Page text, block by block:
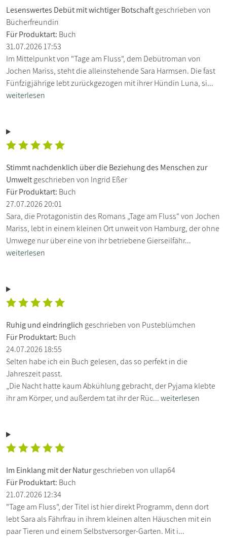
Lesenswertes Debüt mit wichtiger Botschaftgeschrieben von
Bücherfreundin
Für Produktart: Buch
31.07.2026 17:53
Im Mittelpunkt von "Tage am Fluss", dem Debütroman von
Jochen Mariss, steht die alleinstehende Sara Harmsen. Die fast
Fünfzigjährige lebt zurückgezogen mit ihrer Hündin Luna, si...
weiterlesen
Stimmt nachdenklich über die Beziehung des Menschen zur
Umweltgeschrieben von Ingrid Eßer
Für Produktart: Buch
27.07.2026 20:01
Sara, die Protagonistin des Romans „Tage am Fluss“ von Jochen
Mariss, lebt in einem kleinen Ort unweit von Hamburg, der ohne
Umwege nur über eine von ihr betriebene Gierseilfähr...
weiterlesen
Ruhig und eindringlich geschrieben von Pusteblümchen
Für Produktart: Buch
24.07.2026 18:55
Selten habe ich ein Buch gelesen, das so perfekt in die
Jahreszeit passt.
„Die Nacht hatte kaum Abkühlung gebracht, der Pyjama klebte
ihr am Körper, und außerdem tat ihr der Rüc...weiterlesen
Im Einklang mit der Naturgeschrieben von ullap64
Für Produktart: Buch
21.07.2026 12:34
"Tage am Fluss", der Titel ist hier direkt Programm, denn dort
lebt Sara als Fährfrau in ihrem kleinen alten Häuschen mit ein
paar Tieren und einem Selbstversorger-Garten. Mit i...